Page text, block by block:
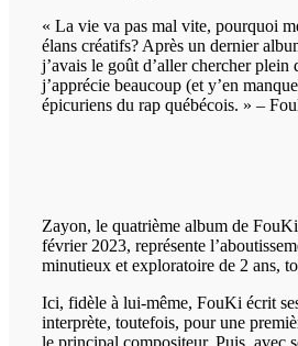
« La vie va pas mal vite, pourquoi
élans créatifs? Après un dernier
j’avais le goût d’aller chercher plein
j’apprécie beaucoup (et y’en
épicuriens du rap québécois. » –
Zayon, le quatrième album de
février 2023, représente
minutieux et exploratoire de 2 ans,
Ici, fidèle à lui-même, FouKi écrit
interprète, toutefois, pour une